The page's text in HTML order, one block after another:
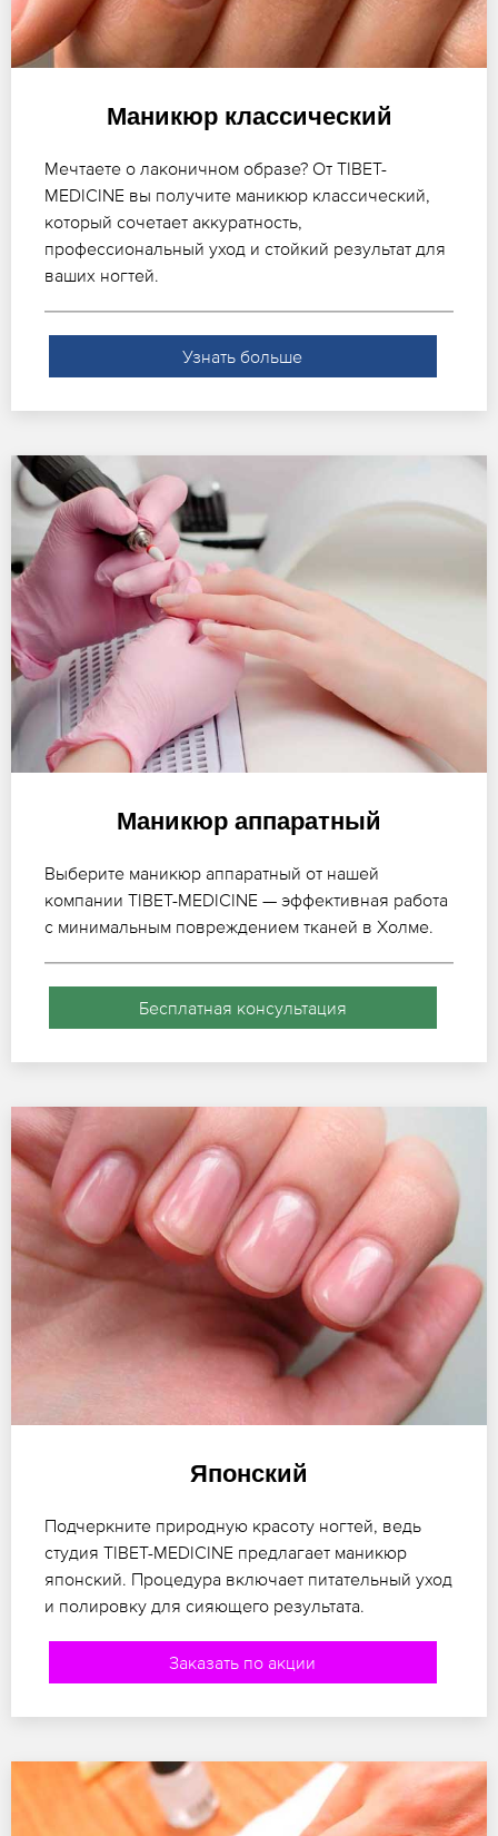
Маникюр классический
Мечтаете о лаконичном образе? От TIBET-
MEDICINE вы получите маникюр классический,
который сочетает аккуратность,
профессиональный уход и стойкий результат для
ваших ногтей.
Узнать больше
Маникюр аппаратный
Выберите маникюр аппаратный от нашей
компании TIBET-MEDICINE — эффективная работа
с минимальным повреждением тканей в Холме.
Бесплатная консультация
Японский
Подчеркните природную красоту ногтей, ведь
студия TIBET-MEDICINE предлагает маникюр
японский. Процедура включает питательный уход
и полировку для сияющего результата.
Заказать по акции